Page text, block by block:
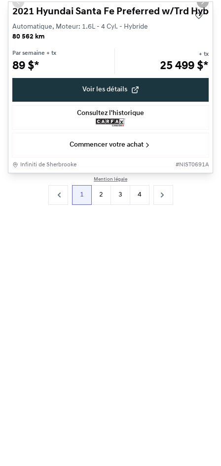
Previous slide Next
2021 Hyundai Santa Fe Preferred w/Trd Hyb
Automatique, Moteur: 1.6L - 4 Cyl. - Hybride
80 562 km
Par semaine + tx
89 $*
+ tx
25 499 $*
Voir les détails
Consultez l'historique
Commencer votre achat
Infiniti de Sherbrooke #NIST0691A
Mention légale
1 2 3 4